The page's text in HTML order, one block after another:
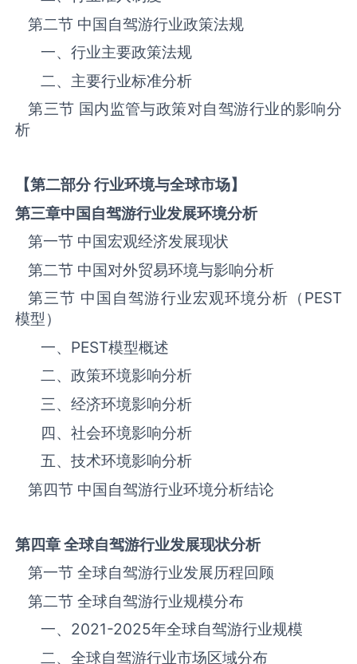
第二节 中国自驾游‌‌‌行业政策法规
一、行业主要政策法规
二、主要行业标准分析
第三节 国内监管与政策对自驾游‌‌‌行业的影响分
析
【第二部分 行业环境与全球市场】
第三章中国自驾游行业发展环境分析
第一节 中国宏观经济发展现状
第二节 中国对外贸易环境与影响分析
第三节 中国自驾游‌‌‌行业宏观环境分析（ PEST
模型）
一、 PEST模型概述
二、政策环境影响分析
三、‌‌‌经济环境影响分析
四、社会环境影响分析
五、技术环境影响分析
第四节 中国自驾游‌‌‌行业环境分析结论
第四章 全球自驾游行业发展现状分析
第一节 全球自驾游‌‌‌行业发展历程回顾
第二节 全球自驾游‌‌‌行业规模分布
一、 2021-2025年全球自驾游‌‌‌行业规模
二、全球自驾游‌‌‌行业市场区域分布